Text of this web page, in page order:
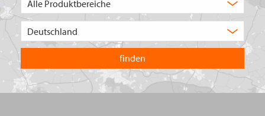
in
welchem
Land
Sie
suchen